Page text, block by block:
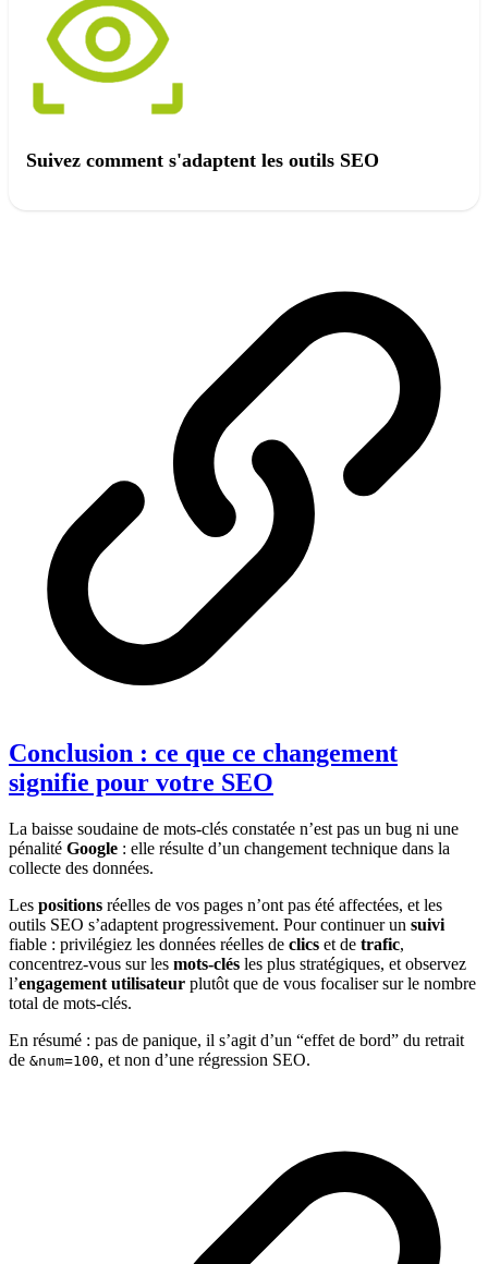
Suivez comment s'adaptent les outils SEO
Conclusion : ce que ce changement
signifie pour votre SEO
La baisse soudaine de mots-clés constatée n’est pas un bug ni une
pénalité Google : elle résulte d’un changement technique dans la
collecte des données.
Les positions réelles de vos pages n’ont pas été affectées, et les
outils SEO s’adaptent progressivement. Pour continuer un suivi
fiable : privilégiez les données réelles de clics et de trafic,
concentrez-vous sur les mots-clés les plus stratégiques, et observez
l’engagement utilisateur plutôt que de vous focaliser sur le nombre
total de mots-clés.
En résumé : pas de panique, il s’agit d’un “effet de bord” du retrait
de &num=100, et non d’une régression SEO.